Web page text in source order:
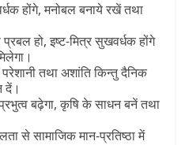
होंगे, मनोबल बनाये रखें तथा
प्रबल हो, इष्ट-मित्र सुखवर्धक होंगे
तथा अशांति किन्तु दैनिक
दें।
प्रभुत्व बढ़ेगा, कृषि के साधन बनें तथा
से सामाजिक मान-प्रतिष्ठा में